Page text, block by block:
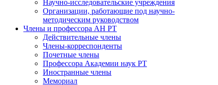
Научно-исследовательские учреждения
Организации, работающие под научно-
методическим руководством
Члены и профессора АН РТ
Действительные члены
Члены-корреспонденты
Почетные члены
Профессора Академии наук РТ
Иностранные члены
Мемориал